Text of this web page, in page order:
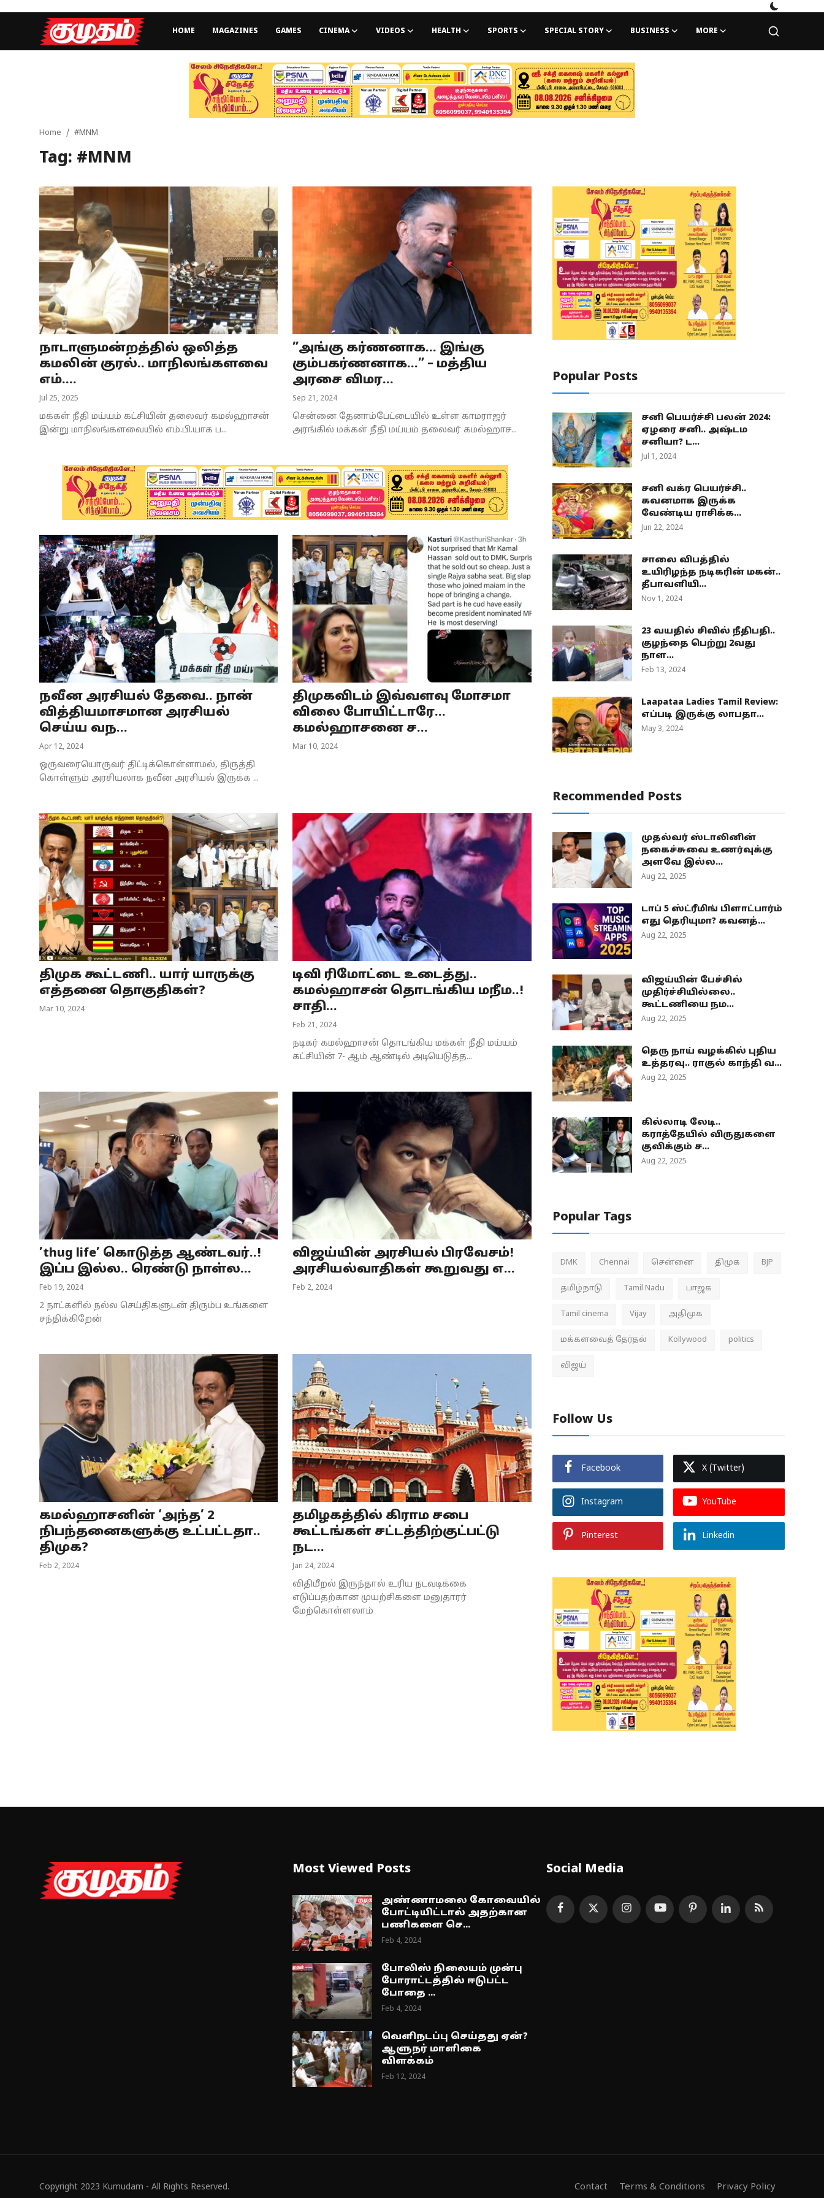
HOME MAGAZINES GAMES CINEMA VIDEOS HEALTH SPORTS SPECIAL STORY BUSINESS MORE
Games
Videos
Business
Tamilnadu
National
Astrology
Home #MNM
Tag: #MNM
நாடாளுமன்றத்தில் ஒலித்த
கமலின் குரல்.. மாநிலங்களவை
எம்....
Jul 25, 2025
மக்கள் நீதி மய்யம் கட்சியின் தலைவர் கமல்ஹாசன்
இன்று மாநிலங்களவையில் எம்.பி.யாக ப...
”அங்கு கர்ணனாக… இங்கு
கும்பகர்ணனாக…” – மத்திய
அரசை விமர...
Sep 21, 2024
சென்னை தேனாம்பேட்டையில் உள்ள காமராஜர்
அரங்கில் மக்கள் நீதி மய்யம் தலைவர் கமல்ஹாச...
நவீன அரசியல் தேவை.. நான்
வித்தியமாசமான அரசியல்
செய்ய வந...
Apr 12, 2024
ஒருவரையொருவர் திட்டிக்கொள்ளாமல், திருத்தி
கொள்ளும் அரசியலாக நவீன அரசியல் இருக்க ...
திமுகவிடம் இவ்வளவு மோசமா
விலை போயிட்டாரே...
கமல்ஹாசனை ச...
Mar 10, 2024
திமுக கூட்டணி.. யார் யாருக்கு
எத்தனை தொகுதிகள்?
Mar 10, 2024
டிவி ரிமோட்டை உடைத்து..
கமல்ஹாசன் தொடங்கிய மநீம..!
சாதி...
Feb 21, 2024
நடிகர் கமல்ஹாசன் தொடங்கிய மக்கள் நீதி மய்யம்
கட்சியின் 7- ஆம் ஆண்டில் அடியெடுத்த...
’thug life’ கொடுத்த ஆண்டவர்..!
இப்ப இல்ல.. ரெண்டு நாள்ல...
Feb 19, 2024
2 நாட்களில் நல்ல செய்திகளுடன் திரும்ப உங்களை
சந்திக்கிறேன்
விஜய்யின் அரசியல் பிரவேசம்!
அரசியல்வாதிகள் கூறுவது எ...
Feb 2, 2024
கமல்ஹாசனின் ‘அந்த’ 2
நிபந்தனைகளுக்கு உட்பட்டதா..
திமுக?
Feb 2, 2024
தமிழகத்தில் கிராம சபை
கூட்டங்கள் சட்டத்திற்குட்பட்டு
நட...
Jan 24, 2024
விதிமீறல் இருந்தால் உரிய நடவடிக்கை
எடுப்பதற்கான முயற்சிகளை மனுதாரர்
மேற்கொள்ளலாம்
Popular Posts
சனி பெயர்ச்சி பலன் 2024:
ஏழரை சனி.. அஷ்டம
சனியா? ட...
Jul 1, 2024
சனி வக்ர பெயர்ச்சி..
கவனமாக இருக்க
வேண்டிய ராசிக்க...
Jun 22, 2024
சாலை விபத்தில்
உயிரிழந்த நடிகரின் மகன்..
தீபாவளியி...
Nov 1, 2024
23 வயதில் சிவில் நீதிபதி..
குழந்தை பெற்று 2வது
நாள...
Feb 13, 2024
Laapataa Ladies Tamil Review:
எப்படி இருக்கு லாபதா...
May 3, 2024
Recommended Posts
முதல்வர் ஸ்டாலினின்
நகைச்சுவை உணர்வுக்கு
அளவே இல்ல...
Aug 22, 2025
டாப் 5 ஸ்ட்ரீமிங் பிளாட்பார்ம்
எது தெரியுமா? கவனத்...
Aug 22, 2025
விஜய்யின் பேச்சில்
முதிர்ச்சியில்லை..
கூட்டணியை நம...
Aug 22, 2025
தெரு நாய் வழக்கில் புதிய
உத்தரவு.. ராகுல் காந்தி வ...
Aug 22, 2025
கில்லாடி லேடி..
கராத்தேயில் விருதுகளை
குவிக்கும் ச...
Aug 22, 2025
Popular Tags
DMK Chennai சென்னை திமுக BJP
தமிழ்நாடு Tamil Nadu பாஜக
Tamil cinema Vijay அதிமுக
மக்களவைத் தேர்தல் Kollywood politics
விஜய்
Follow Us
Facebook X (Twitter)
Instagram YouTube
Pinterest Linkedin
Most Viewed Posts
அண்ணாமலை கோவையில்
போட்டியிட்டால் அதற்கான
பணிகளை செ...
Feb 4, 2024
போலிஸ் நிலையம் முன்பு
போராட்டத்தில் ஈடுபட்ட
போதை ...
Feb 4, 2024
வெளிநடப்பு செய்தது ஏன்?
ஆளுநர் மாளிகை
விளக்கம்
Feb 12, 2024
Social Media
Copyright 2023 Kumudam - All Rights Reserved. Contact Terms & Conditions Privacy Policy